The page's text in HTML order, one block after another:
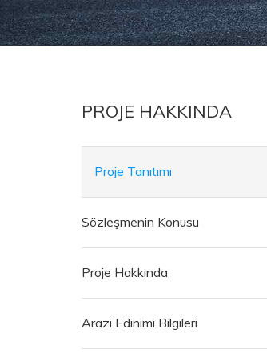
PROJE HAKKINDA
Proje Tanıtımı
Sözleşmenin Konusu
Proje Hakkında
Arazi Edinimi Bilgileri